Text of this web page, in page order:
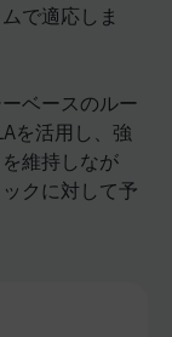
で適応しま
ベースのルー
を活用し、強
維持しなが
クに対して予